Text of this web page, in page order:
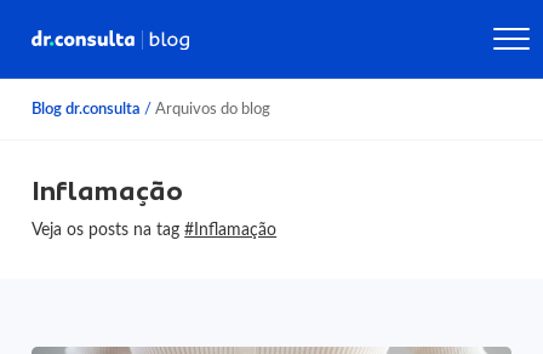
Blog dr.consulta / Arquivos do blog
Inflamação
Veja os posts na tag#Inflamação